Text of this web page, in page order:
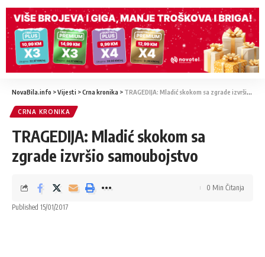
NovaBila.info >Vijesti >Crna kronika > TRAGEDIJA: Mladić skokom sa zgrade izvršio samoubojstvo
CRNA KRONIKA
TRAGEDIJA: Mladić skokom sa
zgrade izvršio samoubojstvo
Published 15/01/2017
0 Min Čitanja